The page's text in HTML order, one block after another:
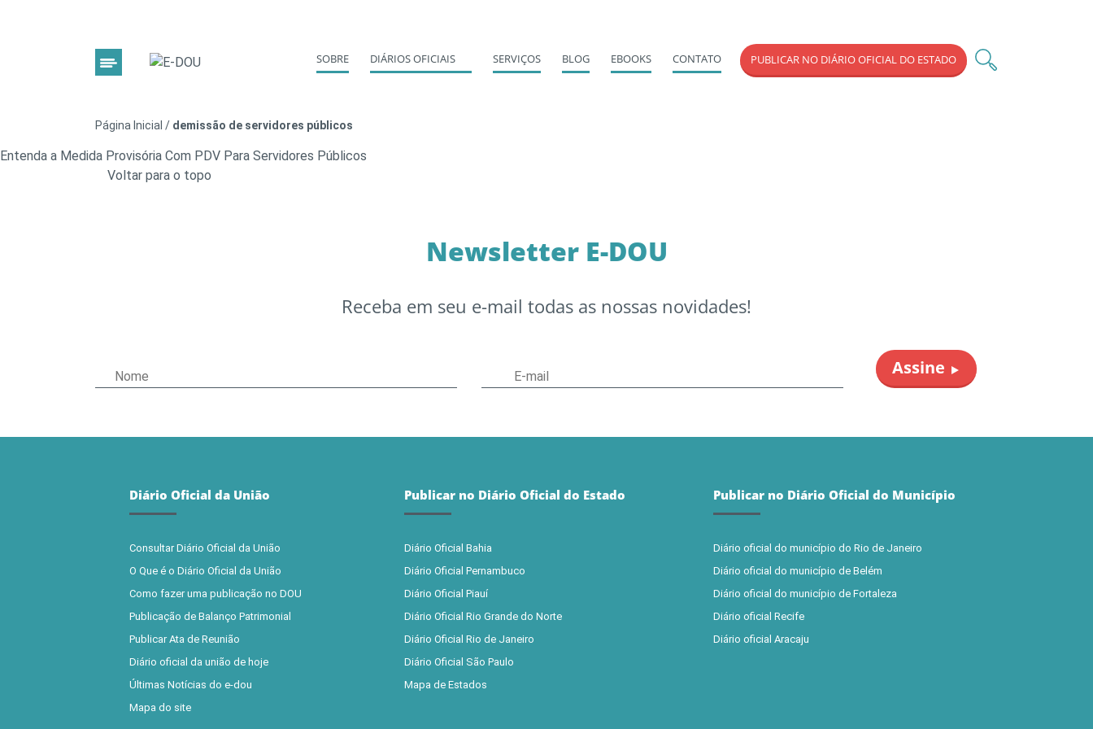
SOBRE DIÁRIOS OFICIAIS SERVIÇOS BLOG EBOOKS CONTATO PUBLICAR NO DIÁRIO OFICIAL DO ESTADO
Página Inicial / demissão de servidores públicos
Entenda a Medida Provisória Com PDV Para Servidores Públicos
Voltar para o topo
Newsletter E-DOU
Receba em seu e-mail todas as nossas novidades!
Diário Oficial da União
Consultar Diário Oficial da União
O Que é o Diário Oficial da União
Como fazer uma publicação no DOU
Publicação de Balanço Patrimonial
Publicar Ata de Reunião
Diário oficial da união de hoje
Últimas Notícias do e-dou
Mapa do site
Publicar no Diário Oficial do Estado
Diário Oficial Bahia
Diário Oficial Pernambuco
Diário Oficial Piauí
Diário Oficial Rio Grande do Norte
Diário Oficial Rio de Janeiro
Diário Oficial São Paulo
Mapa de Estados
Publicar no Diário Oficial do Município
Diário oficial do município do Rio de Janeiro
Diário oficial do município de Belém
Diário oficial do município de Fortaleza
Diário oficial Recife
Diário oficial Aracaju